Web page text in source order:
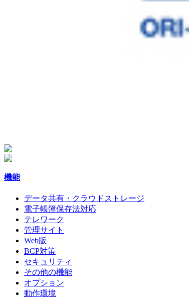
機能
データ共有・クラウドストレージ
電子帳簿保存法対応
テレワーク
管理サイト
Web版
BCP対策
セキュリティ
その他の機能
オプション
動作環境